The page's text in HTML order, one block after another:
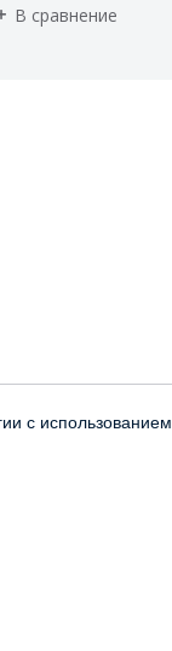
В сравнение
с использованием